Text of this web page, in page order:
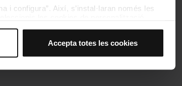
i configura”. Així, s’instal·laran només les
milloren la teva experiència d’usuari.
Accepta totes les cookies
en nom seu, com adquirir suports i
el menor sigui major d’edat, podrà
compte de manera online.